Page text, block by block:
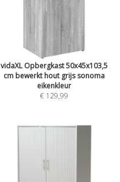
vidaXL Opbergkast 50x45x103,5
cm bewerkt hout grijs sonoma
eikenkleur
€ 129,99